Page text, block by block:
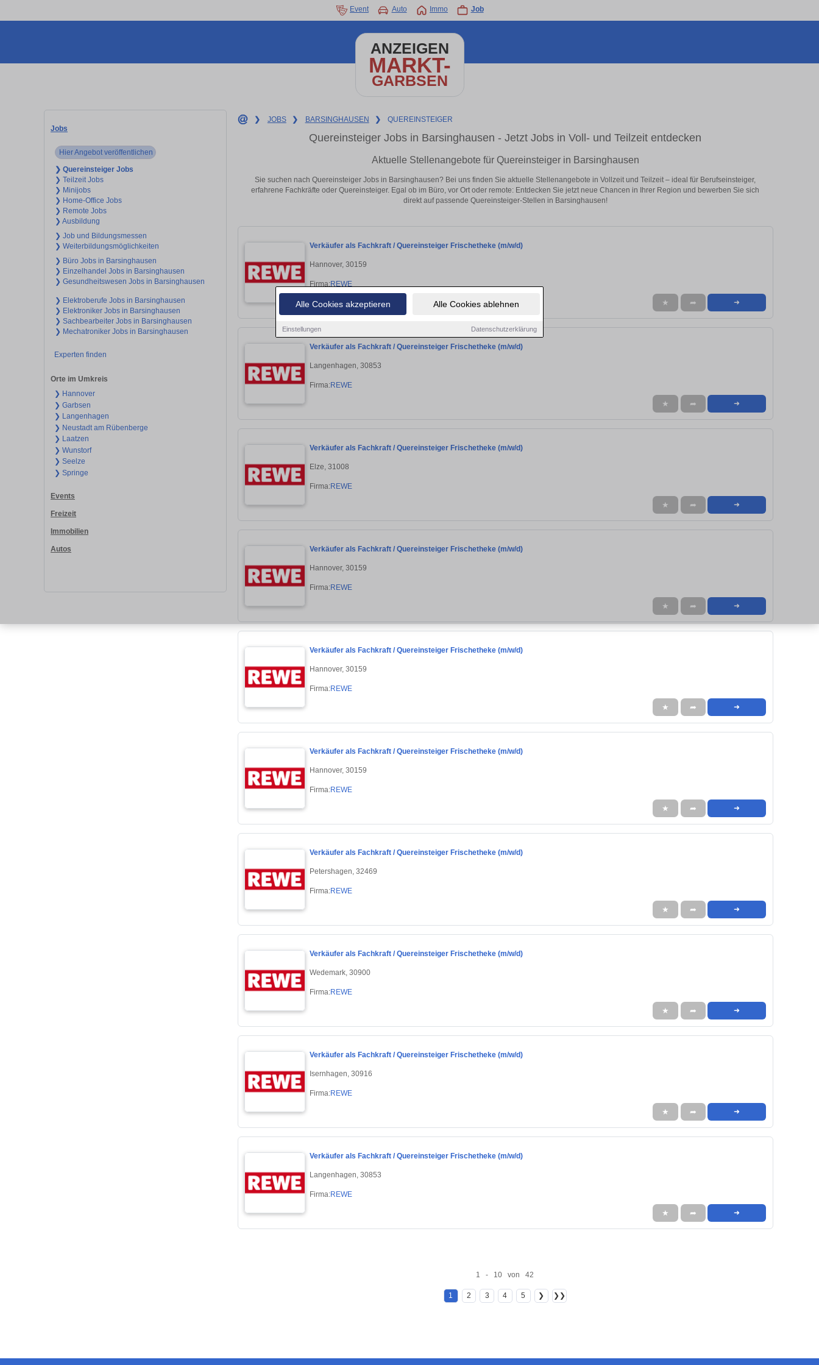
Alle Cookies akzeptieren Alle Cookies ablehnen
Einstellungen Datenschutzerklärung
Event Auto Immo Job
ANZEIGEN
MARKT-
GARBSEN
Jobs
Hier Angebot veröffentlichen
❯ Quereinsteiger Jobs
❯ Teilzeit Jobs
❯ Minijobs
❯ Home-Office Jobs
❯ Remote Jobs
❯ Ausbildung
❯ Job und Bildungsmessen
❯ Weiterbildungsmöglichkeiten
❯ Büro Jobs in Barsinghausen
❯ Einzelhandel Jobs in Barsinghausen
❯ Gesundheitswesen Jobs in Barsinghausen
❯ Elektroberufe Jobs in Barsinghausen
❯ Elektroniker Jobs in Barsinghausen
❯ Sachbearbeiter Jobs in Barsinghausen
❯ Mechatroniker Jobs in Barsinghausen
Experten finden
Orte im Umkreis
❯ Hannover
❯ Garbsen
❯ Langenhagen
❯ Neustadt am Rübenberge
❯ Laatzen
❯ Wunstorf
❯ Seelze
❯ Springe
Events
Freizeit
Immobilien
Autos
❯ JOBS ❯ BARSINGHAUSEN ❯ QUEREINSTEIGER
Quereinsteiger Jobs in Barsinghausen - Jetzt Jobs in Voll- und Teilzeit entdecken
Aktuelle Stellenangebote für Quereinsteiger in Barsinghausen
Sie suchen nach Quereinsteiger Jobs in Barsinghausen? Bei uns finden Sie aktuelle Stellenangebote in Vollzeit und Teilzeit – ideal für Berufseinsteiger,
erfahrene Fachkräfte oder Quereinsteiger. Egal ob im Büro, vor Ort oder remote: Entdecken Sie jetzt neue Chancen in Ihrer Region und bewerben Sie sich
direkt auf passende Quereinsteiger-Stellen in Barsinghausen!
Verkäufer als Fachkraft / Quereinsteiger Frischetheke (m/w/d)
Hannover, 30159
Firma:REWE
★ ➦ ➜
Verkäufer als Fachkraft / Quereinsteiger Frischetheke (m/w/d)
Langenhagen, 30853
Firma:REWE
★ ➦ ➜
Verkäufer als Fachkraft / Quereinsteiger Frischetheke (m/w/d)
Elze, 31008
Firma:REWE
★ ➦ ➜
Verkäufer als Fachkraft / Quereinsteiger Frischetheke (m/w/d)
Hannover, 30159
Firma:REWE
★ ➦ ➜
Verkäufer als Fachkraft / Quereinsteiger Frischetheke (m/w/d)
Hannover, 30159
Firma:REWE
★ ➦ ➜
Verkäufer als Fachkraft / Quereinsteiger Frischetheke (m/w/d)
Hannover, 30159
Firma:REWE
★ ➦ ➜
Verkäufer als Fachkraft / Quereinsteiger Frischetheke (m/w/d)
Petershagen, 32469
Firma:REWE
★ ➦ ➜
Verkäufer als Fachkraft / Quereinsteiger Frischetheke (m/w/d)
Wedemark, 30900
Firma:REWE
★ ➦ ➜
Verkäufer als Fachkraft / Quereinsteiger Frischetheke (m/w/d)
Isernhagen, 30916
Firma:REWE
★ ➦ ➜
Verkäufer als Fachkraft / Quereinsteiger Frischetheke (m/w/d)
Langenhagen, 30853
Firma:REWE
★ ➦ ➜
1 - 10 von 42
1 2 3 4 5 ❯ ❯❯